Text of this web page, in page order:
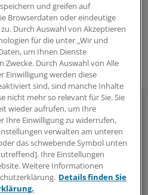
Sie hinter das tägliche
Mit Analysen,
auf Themen, die die Agenda
und greifen auf
Browserdaten oder eindeutige
Durch Auswahl von Akzeptieren
für die unter „Wir und
um Ihnen Dienste
Zwecke. Durch Auswahl von Alle
Einwilligung werden diese
sind, sind manche Inhalte
nicht mehr so relevant für Sie. Sie
wieder aufrufen, um Ihre
Ihre Einwilligung zu widerrufen,
verwalten am unteren
das schwebende Symbol unten
Ihre Einstellungen
Weitere Informationen
Details finden Sie